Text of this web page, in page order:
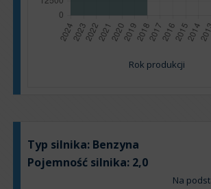
Rok produkcji
Typ silnika: Benzyna
Pojemność silnika: 2,0
Na